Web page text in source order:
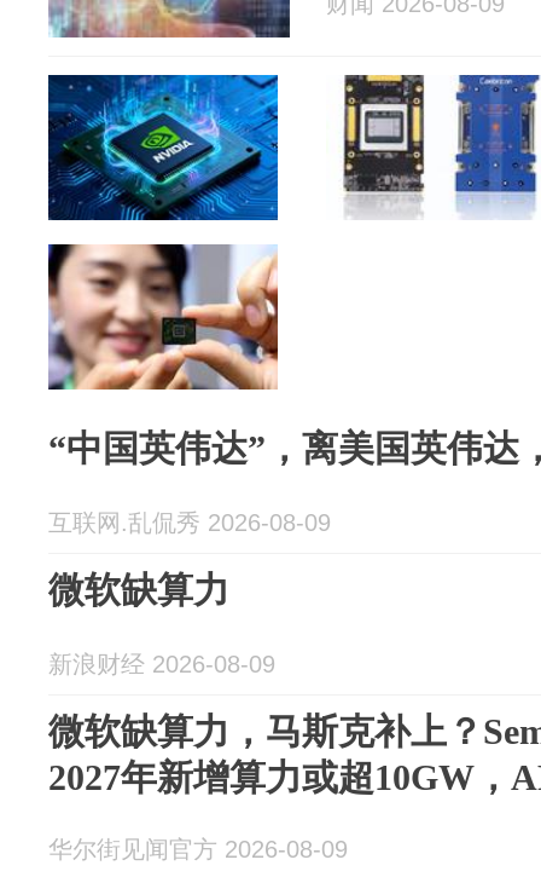
“中国英伟达”，离美国英伟达
互联网.乱侃秀 2026-08-09
微软缺算力
新浪财经 2026-08-09
微软缺算力，马斯克补上？
2027年新增算力或超10GW，
华尔街见闻官方 2026-08-09